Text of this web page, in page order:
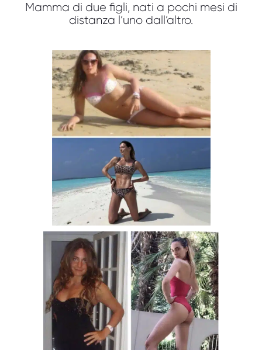
Mamma di due figli, nati a pochi mesi di
distanza l’uno dall’altro.